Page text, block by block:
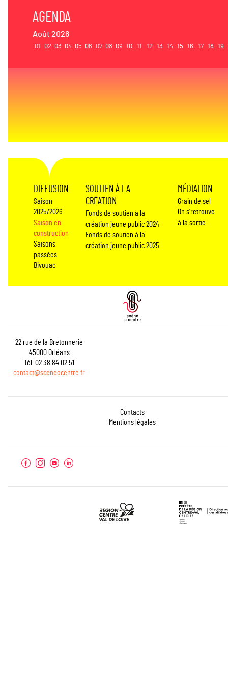
AGENDA
Août 2026
01 02 03 04 05 06 07 08 09 10 11 12 13 14 15 16 17 18 19
DIFFUSION
Saison
2025/2026
Saison en
construction
Saisons
passées
Bivouac
SOUTIEN À LA
CRÉATION
Fonds de soutien à la
création jeune public 2024
Fonds de soutien à la
création jeune public 2025
MÉDIATION
Grain de sel
On s'retrouve
à la sortie
22 rue de la Bretonnerie
45000 Orléans
Tél. 02 38 84 02 51
contact@sceneocentre.fr
Contacts
Mentions légales